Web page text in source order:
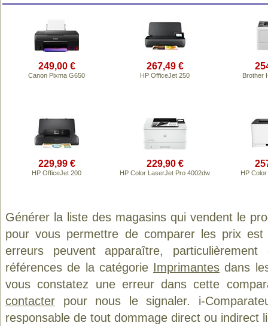
249,00 €
Canon Pixma G650
267,49 €
HP OfficeJet 250 Brother
229,99 €
HP OfficeJet 200
229,90 €
HP Color LaserJet Pro 4002dw HP
Générer la liste des magasins qui vendent le
pour vous permettre de comparer les prix
erreurs peuvent apparaître,
références de la catégorie Imprimantes dans
vous constatez une erreur dans cette
contacter pour nous le signaler. i-
responsable de tout dommage direct ou indirect